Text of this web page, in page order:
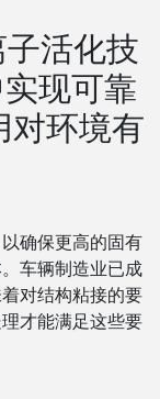
活化技
现可靠
对环境有
确保更高的固有
车辆制造业已成
对结构粘接的要
才能满足这些要